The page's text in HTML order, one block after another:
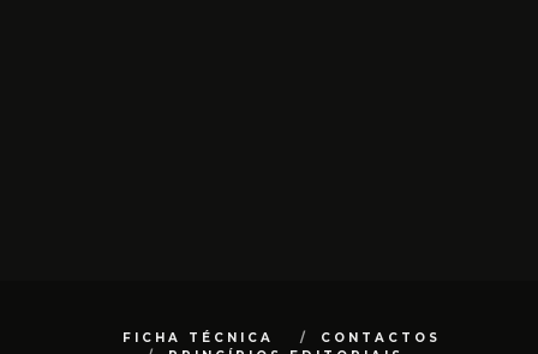
FICHA TÉCNICA
CONTACTOS